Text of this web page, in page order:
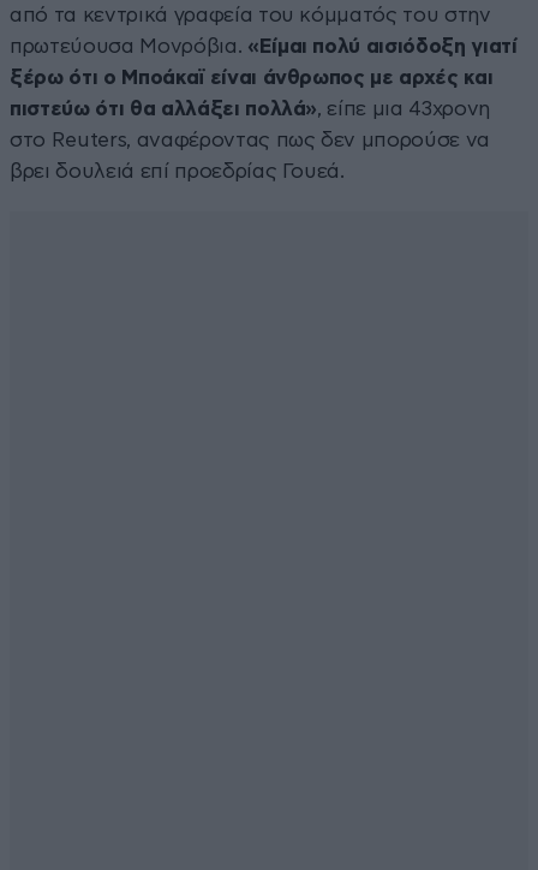
από τα κεντρικά γραφεία του κόμματός του στην
πρωτεύουσα Μονρόβια. «Είμαι πολύ αισιόδοξη γιατί
ξέρω ότι ο Μποάκαϊ είναι άνθρωπος με αρχές και
πιστεύω ότι θα αλλάξει πολλά», είπε μια 43χρονη
στο Reuters, αναφέροντας πως δεν μπορούσε να
βρει δουλειά επί προεδρίας Γουεά.